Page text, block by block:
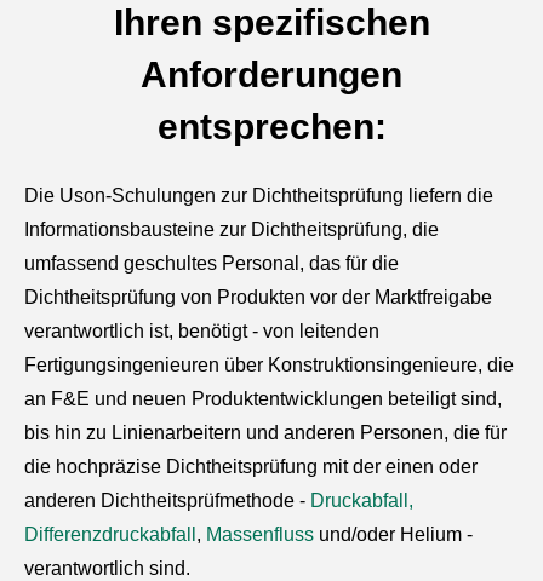
Ihren spezifischen
Anforderungen
entsprechen:
Die Uson-Schulungen zur Dichtheitsprüfung liefern die
Informationsbausteine zur Dichtheitsprüfung, die
umfassend geschultes Personal, das für die
Dichtheitsprüfung von Produkten vor der Marktfreigabe
verantwortlich ist, benötigt - von leitenden
Fertigungsingenieuren über Konstruktionsingenieure, die
an F&E und neuen Produktentwicklungen beteiligt sind,
bis hin zu Linienarbeitern und anderen Personen, die für
die hochpräzise Dichtheitsprüfung mit der einen oder
anderen Dichtheitsprüfmethode - Druckabfall,
Differenzdruckabfall , Massenfluss und/oder Helium -
verantwortlich sind.